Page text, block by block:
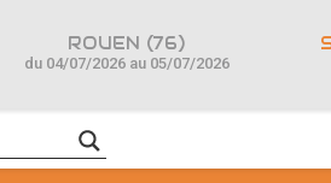
ROUEN (76)
du 04/07/2026 au 05/07/2026